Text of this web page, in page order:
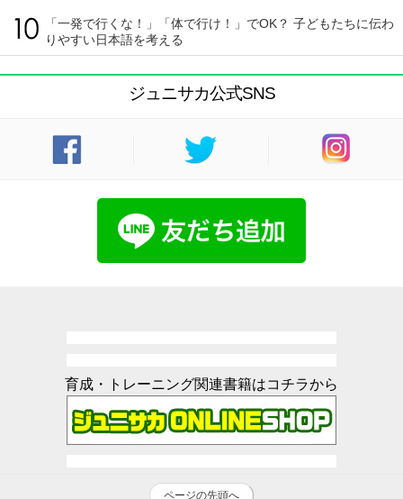
「一発で行くな！」「体で行け！」でOK？ 子どもたちに伝わ
りやすい日本語を考える
ジュニサカ公式SNS
育成・トレーニング関連書籍はコチラから
ページの先頭へ